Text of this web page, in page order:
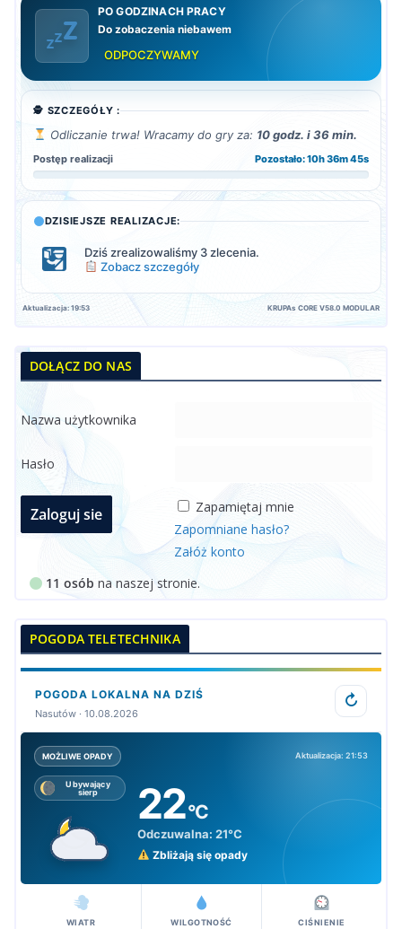
PO GODZINACH PRACY
Do zobaczenia niebawem
ODPOCZYWAMY
🕵️ SZCZEGÓŁY :
Odliczanie trwa! Wracamy do gry za: 10 godz. i 36 min.
Postęp realizacji Pozostało: 10h 36m 43s
DZISIEJSZE REALIZACJE:
Dziś zrealizowaliśmy 3 zlecenia.
Zobacz szczegóły
Aktualizacja: 19:53 KRUPAs CORE V58.0 MODULAR
DOŁĄCZ DO NAS
Nazwa użytkownika
Hasło
Zapamiętaj mnie
Zapomniane hasło?
Załóż konto
11 osób na naszej stronie.
POGODA TELETECHNIKA
POGODA LOKALNA NA DZIŚ
Nasutów · 10.08.2026
↻
MOŻLIWE OPADY Aktualizacja: 21:53
Ubywający
sierp
22°C
Odczuwalna: 21°C
Zbliżają się opady
WIATR WILGOTNOŚĆ CIŚNIENIE